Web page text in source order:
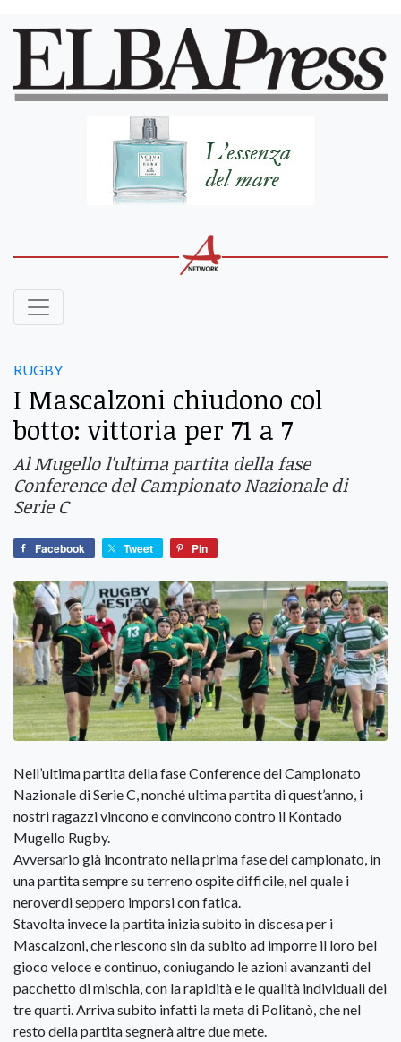
RUGBY
I Mascalzoni chiudono col
botto: vittoria per 71 a 7
Al Mugello l'ultima partita della fase
Conference del Campionato Nazionale di
Serie C
Facebook Tweet Pin
Nell’ultima partita della fase Conference del Campionato
Nazionale di Serie C, nonché ultima partita di quest’anno, i
nostri ragazzi vincono e convincono contro il Kontado
Mugello Rugby.
Avversario già incontrato nella prima fase del campionato, in
una partita sempre su terreno ospite difficile, nel quale i
neroverdi seppero imporsi con fatica.
Stavolta invece la partita inizia subito in discesa per i
Mascalzoni, che riescono sin da subito ad imporre il loro bel
gioco veloce e continuo, coniugando le azioni avanzanti del
pacchetto di mischia, con la rapidità e le qualità individuali dei
tre quarti. Arriva subito infatti la meta di Politanò, che nel
resto della partita segnerà altre due mete.